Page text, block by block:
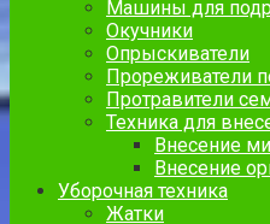
Машины для
Окучники
Опрыскиватели
Прореживатели
Протравители
Техника для
Внесение
Внесение
Уборочная техника
Жатки